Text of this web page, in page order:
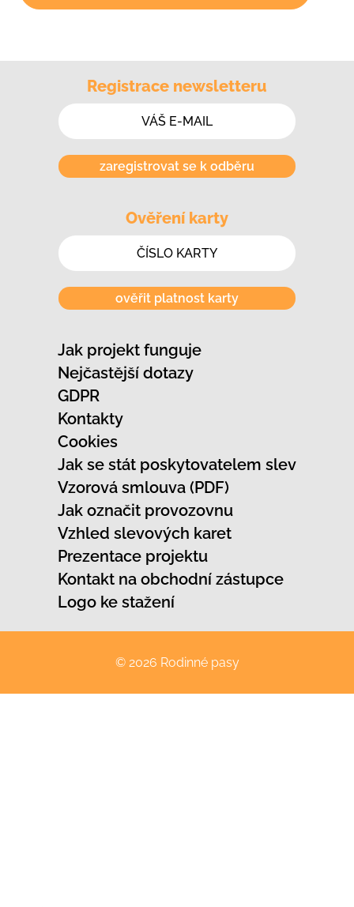
Jak projekt funguje
Nejčastější dotazy
GDPR
Kontakty
Cookies
Jak se stát poskytovatelem slev
Registrace newsletteru
zaregistrovat se k odběru
Ověření karty
ověřit platnost karty
Vzorová smlouva (PDF)
Jak označit provozovnu
Vzhled slevových karet
Prezentace projektu
Kontakt na obchodní zástupce
Logo ke stažení
© 2026 Rodinné pasy